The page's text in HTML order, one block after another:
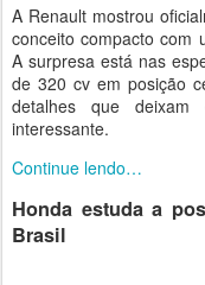
A Renault mostrou
conceito compacto com
A surpresa está nas
de 320 cv em posição
detalhes que deixam
interessante.
Continue lendo…
Honda estuda a
Brasil